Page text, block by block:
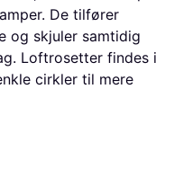
De tilfører
og skjuler samtidig
Loftrosetter findes i
cirkler til mere